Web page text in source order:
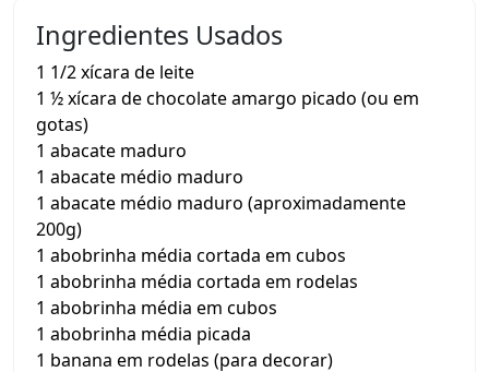
Ingredientes Usados
1 1/2 xícara de leite
1 ½ xícara de chocolate amargo picado (ou em
gotas)
1 abacate maduro
1 abacate médio maduro
1 abacate médio maduro (aproximadamente
200g)
1 abobrinha média cortada em cubos
1 abobrinha média cortada em rodelas
1 abobrinha média em cubos
1 abobrinha média picada
1 banana em rodelas (para decorar)